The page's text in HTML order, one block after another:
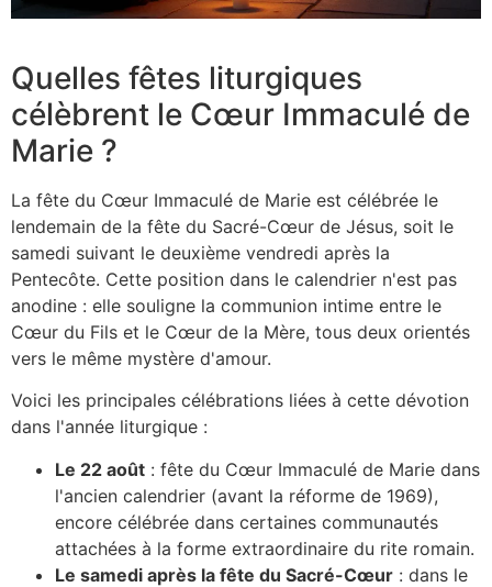
Quelles fêtes liturgiques
célèbrent le Cœur Immaculé de
Marie ?
La fête du Cœur Immaculé de Marie est célébrée le
lendemain de la fête du Sacré-Cœur de Jésus, soit le
samedi suivant le deuxième vendredi après la
Pentecôte. Cette position dans le calendrier n'est pas
anodine : elle souligne la communion intime entre le
Cœur du Fils et le Cœur de la Mère, tous deux orientés
vers le même mystère d'amour.
Voici les principales célébrations liées à cette dévotion
dans l'année liturgique :
Le 22 août : fête du Cœur Immaculé de Marie dans
l'ancien calendrier (avant la réforme de 1969),
encore célébrée dans certaines communautés
attachées à la forme extraordinaire du rite romain.
Le samedi après la fête du Sacré-Cœur : dans le